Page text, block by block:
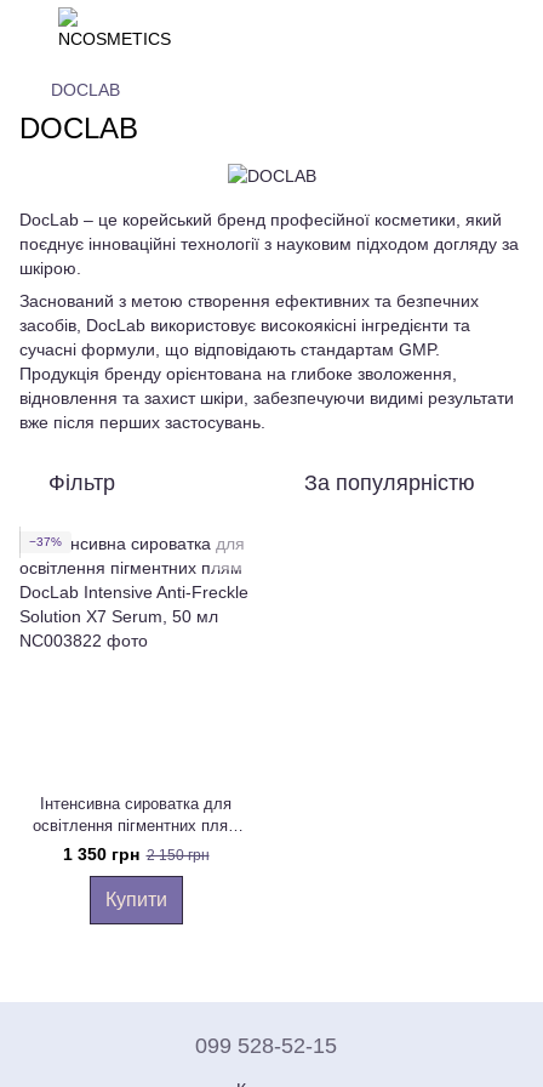
DOCLAB
DOCLAB
DocLab – це корейський бренд професійної косметики, який
поєднує інноваційні технології з науковим підходом догляду за
шкірою.
Заснований з метою створення ефективних та безпечних
засобів, DocLab використовує високоякісні інгредієнти та
сучасні формули, що відповідають стандартам GMP.
Продукція бренду орієнтована на глибоке зволоження,
відновлення та захист шкіри, забезпечуючи видимі результати
вже після перших застосувань.
Фільтр За популярністю
−37%
Інтенсивна сироватка для
освітлення пігментних плям
DocLab Intensive Anti-Freckle
Solution X7 Serum, 50 мл
1 350 грн 2 150 грн
Купити
099 528-52-15